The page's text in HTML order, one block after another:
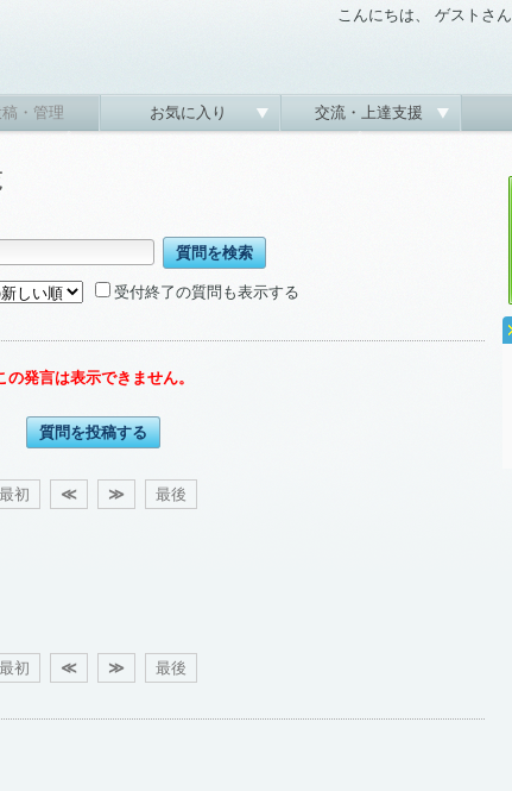
こんにちは、 ゲストさん
・管理 お気に入り 交流・上達支援
受付終了の質問も表示する
の発言は表示できません。
質問を投稿する
最初 ≪ ≫ 最後
最初 ≪ ≫ 最後